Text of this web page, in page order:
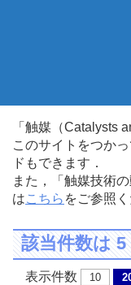
「触媒（Catalysts
このサイトをつか
ドもできます．
また，「触媒技術
はこちら をご参照く
該当件数は
表示件数 10